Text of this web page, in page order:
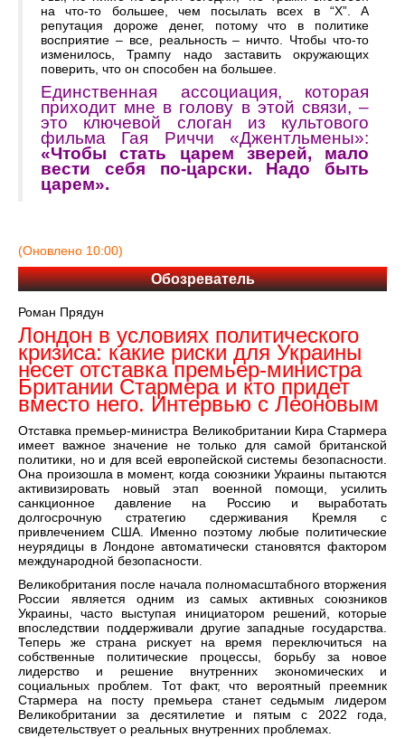
на что-то большее, чем посылать всех в “X”. А
репутация дороже денег, потому что в политике
восприятие – все, реальность – ничто. Чтобы что-то
изменилось, Трампу надо заставить окружающих
поверить, что он способен на большее.
Единственная ассоциация, которая
приходит мне в голову в этой связи, –
это ключевой слоган из культового
фильма Гая Риччи «Джентльмены»:
«Чтобы стать царем зверей, мало
вести себя по-царски. Надо быть
царем».
(Оновлено 10:00)
Обозреватель
Роман Прядун
Лондон в условиях политического
кризиса: какие риски для Украины
несет отставка премьер-министра
Британии Стармера и кто придет
вместо него. Интервью с Леоновым
Отставка премьер-министра Великобритании Кира Стармера
имеет важное значение не только для самой британской
политики, но и для всей европейской системы безопасности.
Она произошла в момент, когда союзники Украины пытаются
активизировать новый этап военной помощи, усилить
санкционное давление на Россию и выработать
долгосрочную стратегию сдерживания Кремля с
привлечением США. Именно поэтому любые политические
неурядицы в Лондоне автоматически становятся фактором
международной безопасности.
Великобритания после начала полномасштабного вторжения
России является одним из самых активных союзников
Украины, часто выступая инициатором решений, которые
впоследствии поддерживали другие западные государства.
Теперь же страна рискует на время переключиться на
собственные политические процессы, борьбу за новое
лидерство и решение внутренних экономических и
социальных проблем. Тот факт, что вероятный преемник
Стармера на посту премьера станет седьмым лидером
Великобритании за десятилетие и пятым с 2022 года,
свидетельствует о реальных внутренних проблемах.